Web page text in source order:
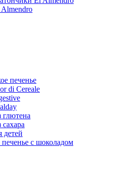
печенье
di Cereale
глютена
сахара
детей
с шоколадом